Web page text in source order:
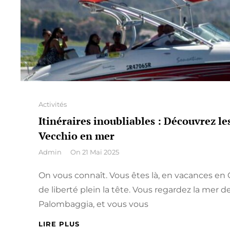
Categories
Activités
Itinéraires inoubliables : Découvrez
Vecchio en mer
By
Admin On 21 Mai 2025
On vous connaît. Vous êtes là, en vacances en
de liberté plein la tête. Vous regardez la mer
Palombaggia, et vous vous
LIRE PLUS